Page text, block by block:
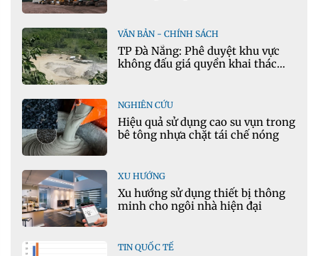
VĂN BẢN - CHÍNH SÁCH
TP Đà Nẵng: Phê duyệt khu vực
không đấu giá quyền khai thác
NGHIÊN CỨU
Hiệu quả sử dụng cao su vụn trong
bê tông nhựa chặt tái chế nóng
XU HƯỚNG
Xu hướng sử dụng thiết bị thông
minh cho ngôi nhà hiện đại
TIN QUỐC TẾ